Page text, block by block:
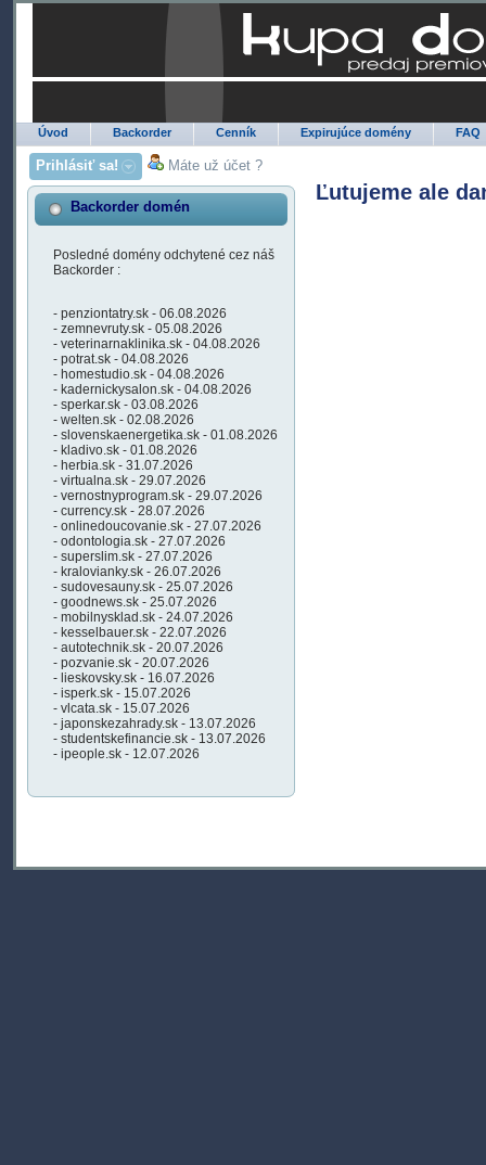
Úvod Backorder Cenník Expirujúce domény FAQ
Prihlásiť sa! Máte už účet ?
Backorder domén
Posledné domény odchytené cez náš
Backorder :
- penziontatry.sk - 06.08.2026
- zemnevruty.sk - 05.08.2026
- veterinarnaklinika.sk - 04.08.2026
- potrat.sk - 04.08.2026
- homestudio.sk - 04.08.2026
- kadernickysalon.sk - 04.08.2026
- sperkar.sk - 03.08.2026
- welten.sk - 02.08.2026
- slovenskaenergetika.sk - 01.08.2026
- kladivo.sk - 01.08.2026
- herbia.sk - 31.07.2026
- virtualna.sk - 29.07.2026
- vernostnyprogram.sk - 29.07.2026
- currency.sk - 28.07.2026
- onlinedoucovanie.sk - 27.07.2026
- odontologia.sk - 27.07.2026
- superslim.sk - 27.07.2026
- kralovianky.sk - 26.07.2026
- sudovesauny.sk - 25.07.2026
- goodnews.sk - 25.07.2026
- mobilnysklad.sk - 24.07.2026
- kesselbauer.sk - 22.07.2026
- autotechnik.sk - 20.07.2026
- pozvanie.sk - 20.07.2026
- lieskovsky.sk - 16.07.2026
- isperk.sk - 15.07.2026
- vlcata.sk - 15.07.2026
- japonskezahrady.sk - 13.07.2026
- studentskefinancie.sk - 13.07.2026
- ipeople.sk - 12.07.2026
Ľutujeme ale